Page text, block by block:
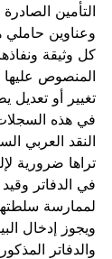
التأمين
وعناوين حاملي
كل وثيقة
المنصوص
تغيير أو
في هذه
النقد العربي
تراها ضرورية
في الدفاتر
لممارسة سلطتها
ويجوز إدخال
والدفاتر